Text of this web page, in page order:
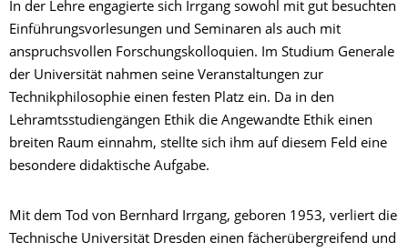
In der Lehre engagierte sich Irrgang sowohl mit gut besuchten
Einführungsvorlesungen und Seminaren als auch mit
anspruchsvollen Forschungskolloquien. Im Studium Generale
der Universität nahmen seine Veranstaltungen zur
Technikphilosophie einen festen Platz ein. Da in den
Lehramtsstudiengängen Ethik die Angewandte Ethik einen
breiten Raum einnahm, stellte sich ihm auf diesem Feld eine
besondere didaktische Aufgabe.
Mit dem Tod von Bernhard Irrgang, geboren 1953, verliert die
Technische Universität Dresden einen fächerübergreifend und